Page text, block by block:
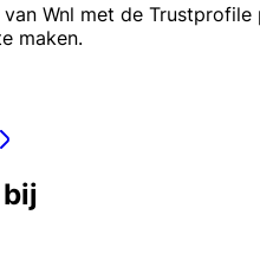
Wnl met de
maken.